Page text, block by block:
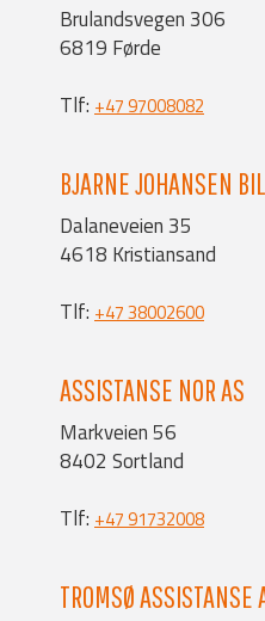
Brulandsvegen 306
6819 Førde
Tlf: +47 97008082
BJARNE JOHANSEN
Dalaneveien 35
4618 Kristiansand
Tlf: +47 38002600
ASSISTANSE NOR AS
Markveien 56
8402 Sortland
Tlf: +47 91732008
TROMSØ ASSISTANSE